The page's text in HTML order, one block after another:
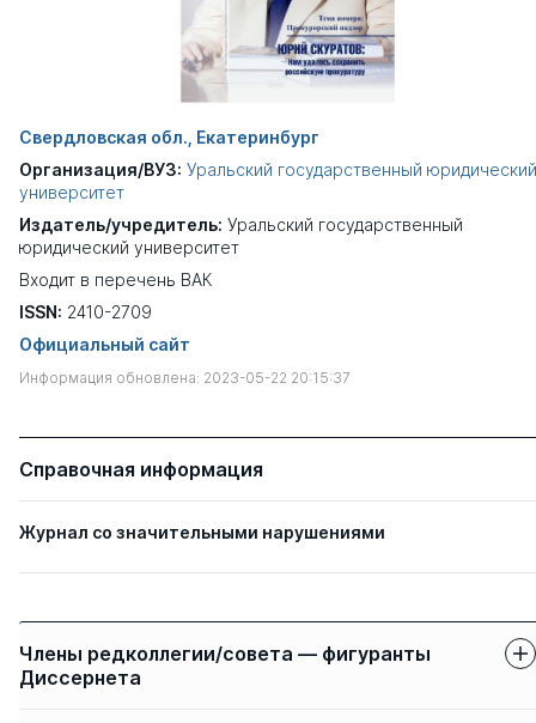
Свердловская обл., Екатеринбург
Организация/ВУЗ: Уральский государственный юридический
университет
Издатель/учредитель: Уральский государственный
юридический университет
Входит в перечень ВАК
ISSN: 2410-2709
Официальный сайт
Информация обновлена: 2023-05-22 20:15:37
Справочная информация
Журнал со значительными нарушениями
Члены редколлегии/совета — фигуранты
Диссернета